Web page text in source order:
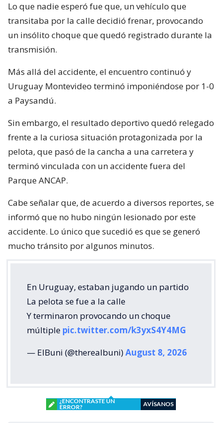
Lo que nadie esperó fue que, un vehículo que
transitaba por la calle decidió frenar, provocando
un insólito choque que quedó registrado durante la
transmisión.
Más allá del accidente, el encuentro continuó y
Uruguay Montevideo terminó imponiéndose por 1-0
a Paysandú.
Sin embargo, el resultado deportivo quedó relegado
frente a la curiosa situación protagonizada por la
pelota, que pasó de la cancha a una carretera y
terminó vinculada con un accidente fuera del
Parque ANCAP.
Cabe señalar que, de acuerdo a diversos reportes, se
informó que no hubo ningún lesionado por este
accidente. Lo único que sucedió es que se generó
mucho tránsito por algunos minutos.
En Uruguay, estaban jugando un partido
La pelota se fue a la calle
Y terminaron provocando un choque
múltiple pic.twitter.com/k3yxS4Y4MG
— ElBuni (@therealbuni)August 8, 2026
¿ENCONTRASTE UN
ERROR?
AVÍSANOS